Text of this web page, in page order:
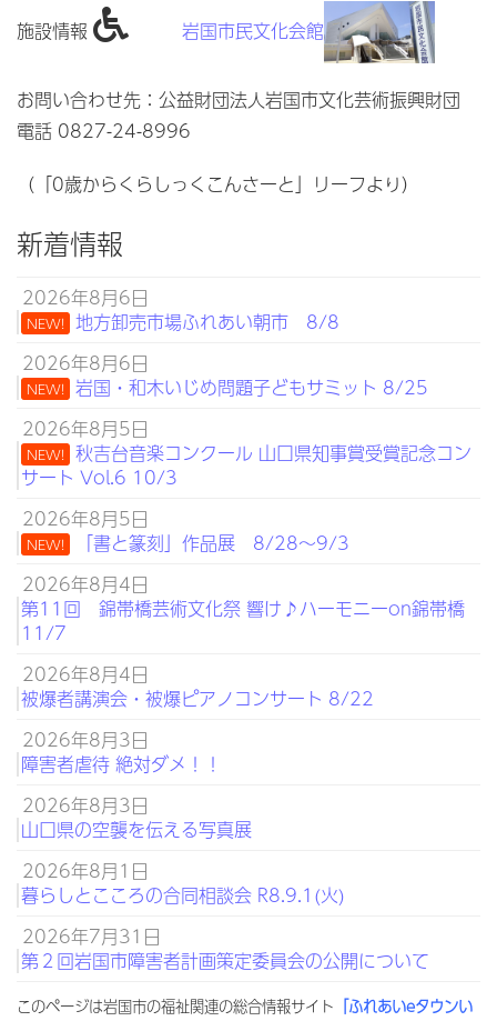
施設情報
岩国市民文化会館
お問い合わせ先：公益財団法人岩国市文化芸術振興財団
電話 0827-24-8996
（「0歳からくらしっくこんさーと」リーフより）
新着情報
2026年8月6日
NEW! 地方卸売市場ふれあい朝市 8/8
2026年8月6日
NEW! 岩国・和木いじめ問題子どもサミット 8/25
2026年8月5日
NEW! 秋吉台音楽コンクール 山口県知事賞受賞記念コン
サート Vol.6 10/3
2026年8月5日
NEW!
「書と篆刻」作品展 8/28～9/3
2026年8月4日
第11回 錦帯橋芸術文化祭 響け♪ハーモニーon錦帯橋
11/7
2026年8月4日
被爆者講演会・被爆ピアノコンサート 8/22
2026年8月3日
障害者虐待 絶対ダメ！！
2026年8月3日
山口県の空襲を伝える写真展
2026年8月1日
暮らしとこころの合同相談会 R8.9.1(火)
2026年7月31日
第２回岩国市障害者計画策定委員会の公開について
このページは岩国市の福祉関連の総合情報サイト 「ふれあいeタウンい